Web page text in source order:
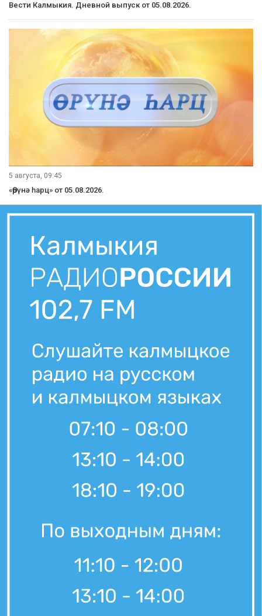
Вести Калмыкия. Дневной выпуск от 05.08.2026.
5 августа, 09:45
«Өрүнә һарц» от 05.08.2026.